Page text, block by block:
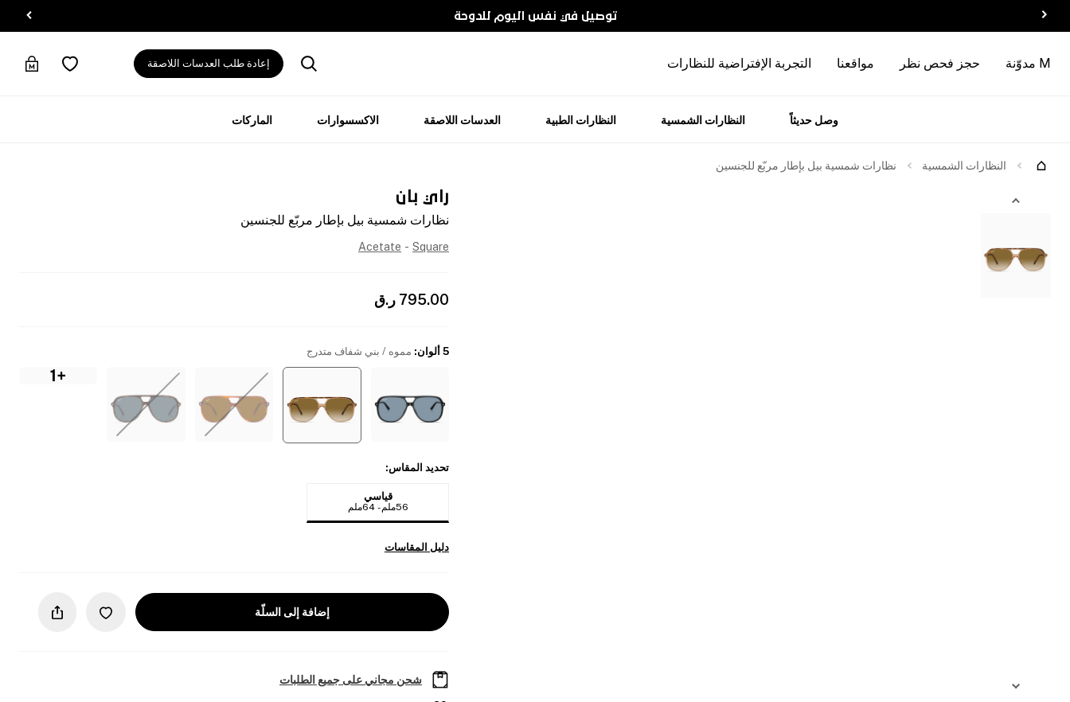
توصيل في نفس اليوم للدوحة
M مدوّنة حجز فحص نظر مواقعنا التجربة الإفتراضية للنظارات إعادة طلب العدسات اللاصقة
وصل حديثاً النظارات الشمسية النظارات الطبية العدسات اللاصقة الاكسسوارات الماركات
النظارات الشمسية نظارات شمسية بيل بإطار مربّع للجنسين
راي بان
نظارات شمسية بيل بإطار مربّع للجنسين
Acetate - Square
795.00 ر.ق
5 ألوان : مموه / بني شفاف متدرج
+1
تحديد المقاس:
قياسي
56ملم - 64ملم
دليل المقاسات
إضافة إلى السلّة
شحن مجاني على جميع الطلبات